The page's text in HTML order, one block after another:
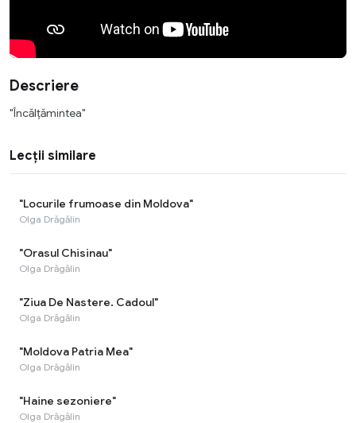
Descriere
"Încălțămintea"
Lecții similare
"Locurile frumoase din Moldova"
Olga Drăgălin
"Orasul Chisinau"
Olga Drăgălin
"Ziua De Nastere. Cadoul"
Olga Drăgălin
"Moldova Patria Mea"
Olga Drăgălin
"Haine sezoniere"
Olga Drăgălin